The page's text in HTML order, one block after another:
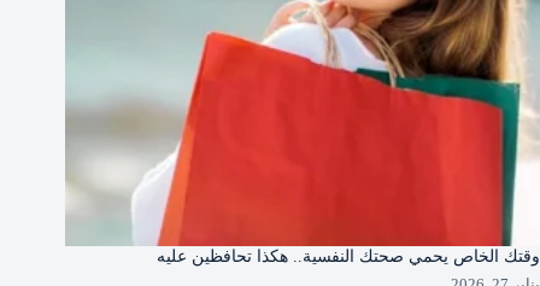
وقتك الخاص يحمي صحتك النفسية.. هكذا تحافظين عليه